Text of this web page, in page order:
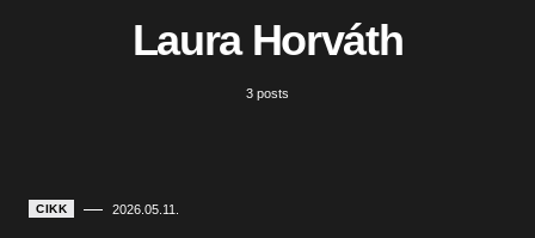
Laura Horváth
3 posts
CIKK 2026.05.11.